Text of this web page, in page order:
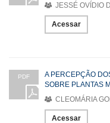
JESSÉ OVÍDIO
Acessar
PDF
A PERCEPÇÃO
SOBRE PLANTAS
CLEOMÁRIA
Acessar